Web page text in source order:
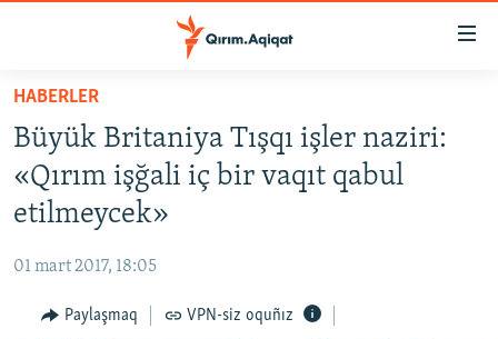
Esas
qaytmaq
Baş
navigatsiyağa
qaytmaq
Qıdıruvğa
HABERLER
SİYASET
İQTİSADİYAT
MEDENİYET
İNSAN AQLARI
HABERLER
Büyük Britaniya Tışqı işler naziri:
«Qırım işğali iç bir vaqıt qabul
etilmeycek»
01 mart 2017, 18:05
Paylaşmaq VPN-siz oquñız